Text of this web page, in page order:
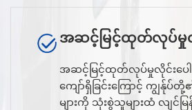
အဆင့်မြင့်ထုတ်လုပ်မှု
အဆင့်မြင့်ထုတ်လုပ်မှုလိုင်းပေါ
ကျော်ရှိခြင်းကြောင့် ကျွန်ု
များကို သုံးစွဲသူများထံ လျင်မြ